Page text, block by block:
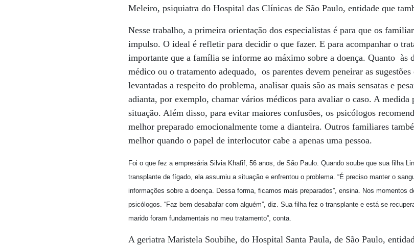
Meleiro, psiquiatra do Hospital das Clínicas de São Paulo, entidade que
Nesse trabalho, a primeira orientação dos especialistas é para que os
impulso. O ideal é refletir para decidir o que fazer. E para acompanhar o
importante que a família se informe ao máximo sobre a doença. Quanto às
médico ou o tratamento adequado, os parentes devem peneirar as
levantadas a respeito do problema, analisar quais são as mais sensatas e
adianta, por exemplo, chamar vários médicos para avaliar o caso. A medida
situação. Além disso, para evitar maiores confusões, os psicólogos
melhor preparado emocionalmente tome a dianteira. Outros familiares
melhor quando o papel de interlocutor cabe a apenas uma pessoa.
Foi o que fez a empresária Silvia Khafif, 56 anos, de São Paulo. Quando soube que sua filha
transplante de fígado, ela assumiu a situação e enfrentou o problema. “É preciso manter o
informações sobre a doença. Dessa forma, ficamos mais preparados”, ensina. Nos momentos
psicólogos. “Faz bem desabafar com alguém”, diz. Sua filha fez o transplante e está se
marido foram fundamentais no meu tratamento”, conta.
A geriatra Maristela Soubihe, do Hospital Santa Paula, de São Paulo,